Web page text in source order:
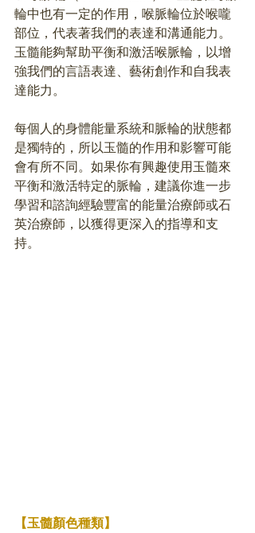
輪中也有一定的作用，喉脈輪位於喉嚨
部位，代表著我們的表達和溝通能力。
玉髓能夠幫助平衡和激活喉脈輪，以增
強我們的言語表達、藝術創作和自我表
達能力。
每個人的身體能量系統和脈輪的狀態都
是獨特的，所以玉髓的作用和影響可能
會有所不同。如果你有興趣使用玉髓來
平衡和激活特定的脈輪，建議你進一步
學習和諮詢經驗豐富的能量治療師或石
英治療師，以獲得更深入的指導和支
持。
【玉髓顏色種類】